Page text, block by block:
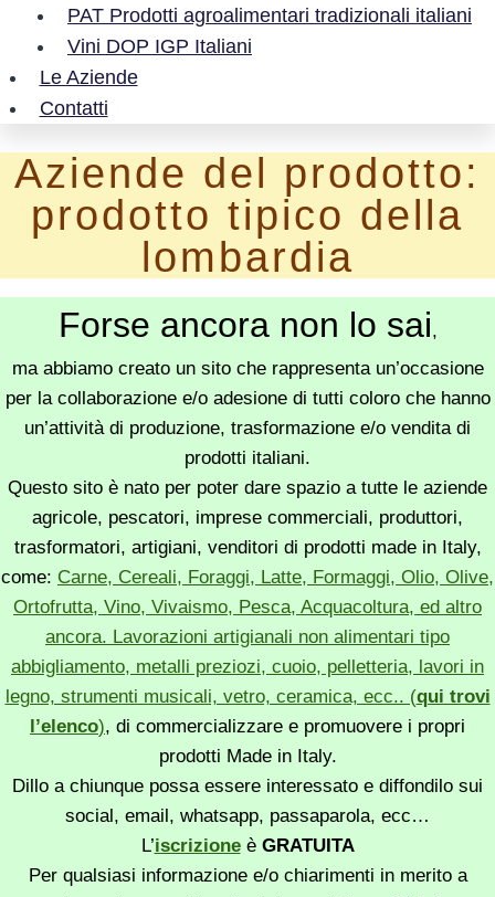
PAT Prodotti agroalimentari tradizionali italiani
Vini DOP IGP Italiani
Le Aziende
Contatti
Aziende del prodotto:
prodotto tipico della
lombardia
Forse ancora non lo sai,
ma abbiamo creato un sito che rappresenta un’occasione
per la collaborazione e/o adesione di tutti coloro che hanno
un’attività di produzione, trasformazione e/o vendita di
prodotti italiani.
Questo sito è nato per poter dare spazio a tutte le aziende
agricole, pescatori, imprese commerciali, produttori,
trasformatori, artigiani, venditori di prodotti made in Italy,
come: Carne, Cereali, Foraggi, Latte, Formaggi, Olio, Olive,
Ortofrutta, Vino, Vivaismo, Pesca, Acquacoltura, ed altro
ancora. Lavorazioni artigianali non alimentari tipo
abbigliamento, metalli preziozi, cuoio, pelletteria, lavori in
legno, strumenti musicali, vetro, ceramica, ecc.. (qui trovi
l’elenco), di commercializzare e promuovere i propri
prodotti Made in Italy.
Dillo a chiunque possa essere interessato e diffondilo sui
social, email, whatsapp, passaparola, ecc…
L’iscrizioneè GRATUITA
Per qualsiasi informazione e/o chiarimenti in merito a